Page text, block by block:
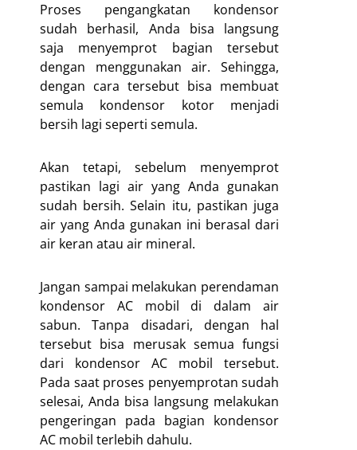
Proses pengangkatan kondensor
sudah berhasil, Anda bisa langsung
saja menyemprot bagian tersebut
dengan menggunakan air. Sehingga,
dengan cara tersebut bisa membuat
semula kondensor kotor menjadi
bersih lagi seperti semula.
Akan tetapi, sebelum menyemprot
pastikan lagi air yang Anda gunakan
sudah bersih. Selain itu, pastikan juga
air yang Anda gunakan ini berasal dari
air keran atau air mineral.
Jangan sampai melakukan perendaman
kondensor AC mobil di dalam air
sabun. Tanpa disadari, dengan hal
tersebut bisa merusak semua fungsi
dari kondensor AC mobil tersebut.
Pada saat proses penyemprotan sudah
selesai, Anda bisa langsung melakukan
pengeringan pada bagian kondensor
AC mobil terlebih dahulu.